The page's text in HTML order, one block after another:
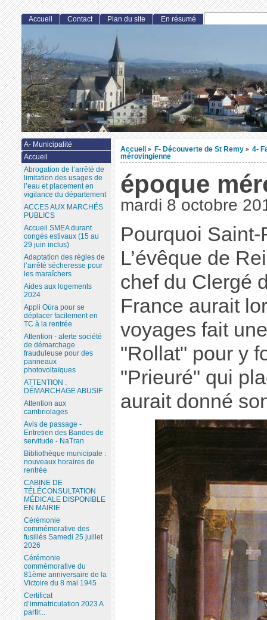
Accueil > F- Découverte de St Remy > 4-
mérovingienne
époque
mardi 8 octobre
Pourquoi Saint-
L’évêque de
chef du Clergé
France aurait
voyages fait
"Rollat" pour y
"Prieuré" qui
aurait donné
Accueil Contact Plan du site En résumé
A- Municipalité
Accueil
Abrogation de l’arrêté de
limitation des usages de
l’eau et placement en
vigilance du département
ACCES AUX MARCHÉS
PUBLICS
Accueil SMEA durant
congés estivaux (15 au
29 juin inclus)
Adaptation des règles de
l’arrêté sécheresse pour
les maraîchers
Aides aux logements
2024
Appli Oùra pour se
déplacer facilement en
TC à la rentrée
Attention - alerte société
de démarchage
frauduleuse pour des
panneaux
photovoltaïques
ATTENTION :
DÉMARCHAGE ABUSIF
Attention aux
cambriolages
Avis de passage -
Entretien des Bandes de
servitude - NaTran
Bibliothèque municipale :
nouveaux horaires de
rentrée
CABINE DE
TÉLÉCONSULTATION
MÉDICALE DISPONIBLE
EN MAIRIE
Cérémonie
commémorative des
fusillés Samedi 25 juillet
2026
Cérémonie
commémorative du
81ème anniversaire de la
Victoire du 8 mai 1945
Certificat
d’immatriculation 2023 A
partir...